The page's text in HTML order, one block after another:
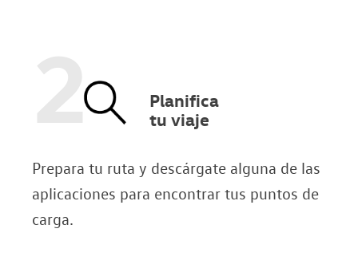
2
Planifica
tu viaje
Prepara tu ruta y descárgate alguna de las
aplicaciones para encontrar tus puntos de
carga.